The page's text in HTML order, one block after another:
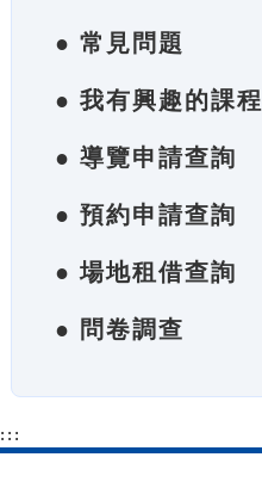
● 常見問題
● 我有興趣的課程
● 導覽申請查詢
● 預約申請查詢
● 場地租借查詢
● 問卷調查
:::